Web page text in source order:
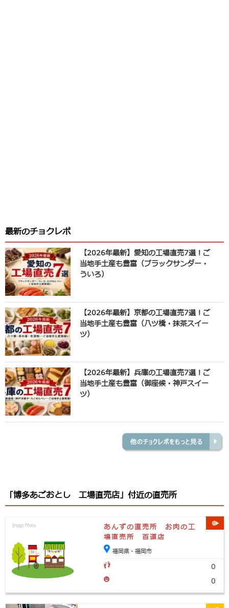
最新のチョクレポ
【2026年最新】愛知の工場直売7選！ご
当地手土産も豊富（ブラックサンダー・
ういろ）
【2026年最新】京都の工場直売7選！ご
当地手土産も豊富（八ツ橋・抹茶スイー
ツ）
【2026年最新】兵庫の工場直売7選！ご
当地手土産も豊富（御座候・神戸スイー
ツ）
「博多あごおとし 工場直売店」付近の直売所
あんずの直売所 お肉の工
場直売所 百道店
福岡県・福岡市
0
0